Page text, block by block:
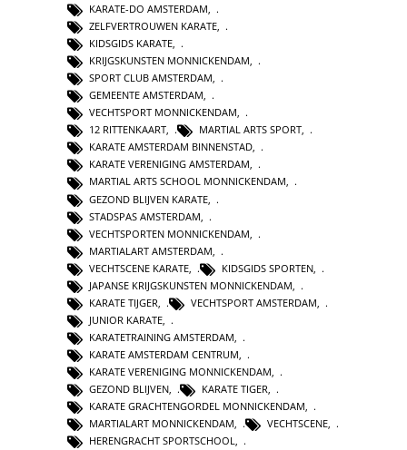
KARATE-DO AMSTERDAM
ZELFVERTROUWEN KARATE
KIDSGIDS KARATE
KRIJGSKUNSTEN MONNICKENDAM,
SPORT CLUB AMSTERDAM,
GEMEENTE AMSTERDAM,
VECHTSPORT MONNICKENDAM,
12 RITTENKAART, MARTIAL ARTS SPORT,
KARATE AMSTERDAM BINNENSTAD,
KARATE VERENIGING AMSTERDAM,
MARTIAL ARTS SCHOOL MONNICKENDAM,
GEZOND BLIJVEN KARATE
STADSPAS AMSTERDAM
VECHTSPORTEN MONNICKENDAM
MARTIALART AMSTERDAM
VECHTSCENE KARATE
KIDSGIDS SPORTEN
JAPANSE KRIJGSKUNSTEN MONNICKENDAM
KARATE TIJGER
VECHTSPORT AMSTERDAM
JUNIOR KARATE
KARATETRAINING AMSTERDAM,
KARATE AMSTERDAM CENTRUM,
KARATE VERENIGING MONNICKENDAM,
GEZOND BLIJVEN, KARATE TIGER,
KARATE GRACHTENGORDEL MONNICKENDAM,
MARTIALART MONNICKENDAM, VECHTSCENE,
HERENGRACHT SPORTSCHOOL,